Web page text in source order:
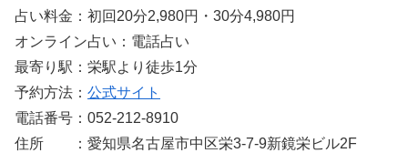
占い料金：初回20分2,980円・30分4,980円
オンライン占い：電話占い
最寄り駅：栄駅より徒歩1分
予約方法： 公式サイト
電話番号：052-212-8910
住所 ：愛知県名古屋市中区栄3-7-9新鏡栄ビル2F